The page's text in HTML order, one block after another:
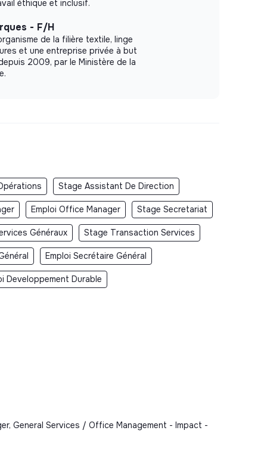
éthique et inclusif.
- F/H
de la filière textile, linge
et une entreprise privée à but
2009, par le Ministère de la
Stage Assistant De Direction
Emploi Office Manager Stage Secretariat
Généraux Stage Transaction Services
Emploi Secrétaire Général
Developpement Durable
General Services / Office Management - Impact -